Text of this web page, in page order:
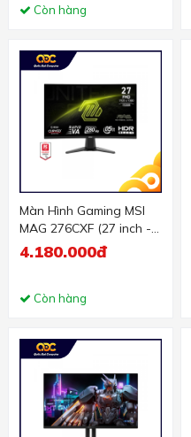
Còn hàng
Màn Hình Gaming MSI
MAG 276CXF (27 inch -
VA - FHD - 280Hz -
4.180.000đ
Còn hàng